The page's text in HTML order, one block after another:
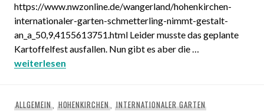
https://www.nwzonline.de/wangerland/hohenkirchen-
internationaler-garten-schmetterling-nimmt-gestalt-
an_a_50,9,4155613751.html Leider musste das geplante
Kartoffelfest ausfallen. Nun gibt es aber die …
Schmetterling nimmt Gestalt an
weiterlesen
ALLGEMEIN, HOHENKIRCHEN,INTERNATIONALER GARTEN